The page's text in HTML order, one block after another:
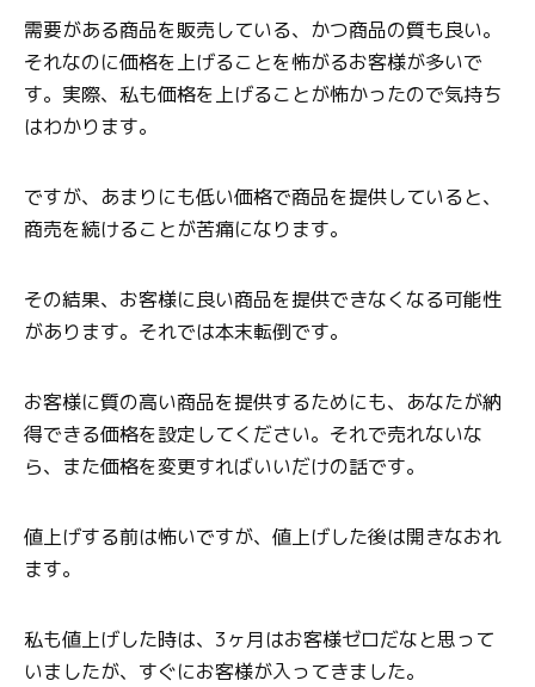
需要がある商品を販売している、かつ商品の質も良い。
それなのに価格を上げることを怖がるお客様が多いで
す。実際、私も価格を上げることが怖かったので気持ち
はわかります。
ですが、あまりにも低い価格で商品を提供していると、
商売を続けることが苦痛になります。
その結果、お客様に良い商品を提供できなくなる可能性
があります。それでは本末転倒です。
お客様に質の高い商品を提供するためにも、あなたが納
得できる価格を設定してください。それで売れないな
ら、また価格を変更すればいいだけの話です。
値上げする前は怖いですが、値上げした後は開きなおれ
ます。
私も値上げした時は、3ヶ月はお客様ゼロだなと思って
いましたが、すぐにお客様が入ってきました。